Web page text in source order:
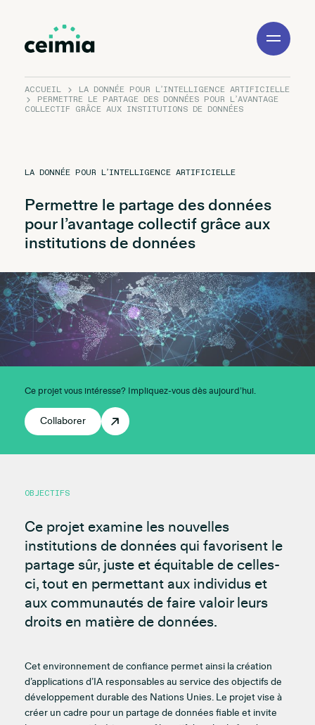
Toggle
Navigation
ACCUEIL
LA DONNÉE POUR L’INTELLIGENCE ARTIFICIELLE
PERMETTRE LE PARTAGE DES DONNÉES POUR L’AVANTAGE
COLLECTIF GRÂCE AUX INSTITUTIONS DE DONNÉES
LA DONNÉE POUR L’INTELLIGENCE ARTIFICIELLE
Permettre le partage des données
pour l’avantage collectif grâce aux
institutions de données
Ce projet vous intéresse? Impliquez-vous dès aujourd’hui.
Collaborer
OBJECTIFS
Ce projet examine les nouvelles
institutions de données qui favorisent le
partage sûr, juste et équitable de celles-
ci, tout en permettant aux individus et
aux communautés de faire valoir leurs
droits en matière de données.
Cet environnement de confiance permet ainsi la création
d’applications d’IA responsables au service des objectifs de
développement durable des Nations Unies. Le projet vise à
créer un cadre pour un partage de données fiable et invite